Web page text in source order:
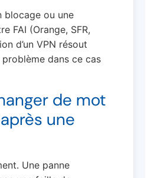
blocage ou une
FAI (Orange, SFR,
d’un VPN résout
dans ce cas
de mot
une
Une panne